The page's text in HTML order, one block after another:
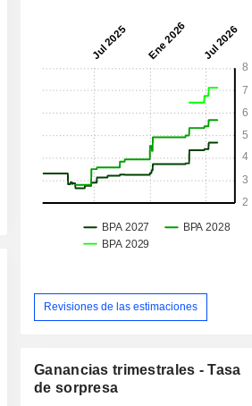
Revisiones de las estimaciones
Ganancias trimestrales - Tasa
de sorpresa